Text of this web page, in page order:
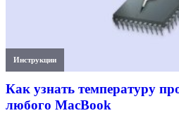
Инструкции
Как узнать температуру
любого MacBook